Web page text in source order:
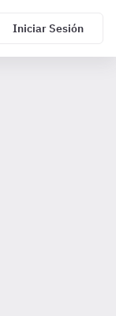
Iniciar Sesión
básico